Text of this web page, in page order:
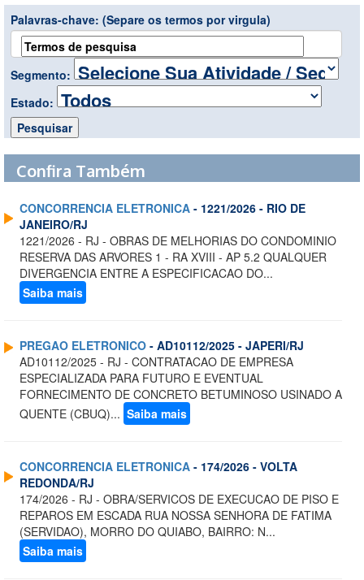
Palavras-chave: (Separe os termos por virgula)
Segmento:
Estado:
Confira Também
CONCORRENCIA ELETRONICA - 1221/2026 - RIO DE
JANEIRO/RJ
1221/2026 - RJ - OBRAS DE MELHORIAS DO CONDOMINIO
RESERVA DAS ARVORES 1 - RA XVIII - AP 5.2 QUALQUER
DIVERGENCIA ENTRE A ESPECIFICACAO DO...
Saiba mais
PREGAO ELETRONICO - AD10112/2025 - JAPERI/RJ
AD10112/2025 - RJ - CONTRATACAO DE EMPRESA
ESPECIALIZADA PARA FUTURO E EVENTUAL
FORNECIMENTO DE CONCRETO BETUMINOSO USINADO A
QUENTE (CBUQ)... Saiba mais
CONCORRENCIA ELETRONICA - 174/2026 - VOLTA
REDONDA/RJ
174/2026 - RJ - OBRA/SERVICOS DE EXECUCAO DE PISO E
REPAROS EM ESCADA RUA NOSSA SENHORA DE FATIMA
(SERVIDAO), MORRO DO QUIABO, BAIRRO: N...
Saiba mais